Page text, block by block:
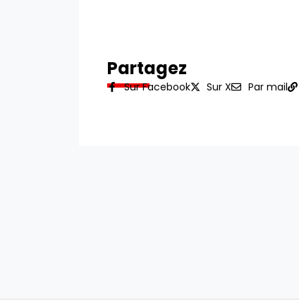
Partagez
Sur Facebook Sur X Par mail